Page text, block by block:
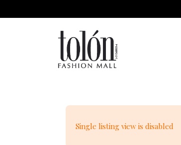
Single listing view is disabled